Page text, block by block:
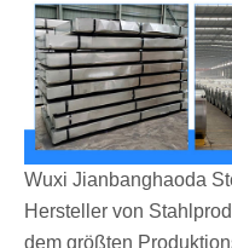
Wuxi Jianbanghaoda
Hersteller von
dem größten